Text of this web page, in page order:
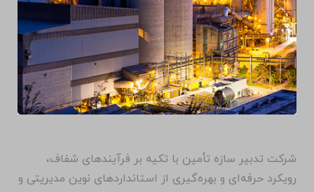
شرکت تدبیر سازه تأمین با تکیه بر فرآیندهای شفاف،
رویکرد حرفه‌ای و بهره‌گیری از استانداردهای نوین مدیریتی و